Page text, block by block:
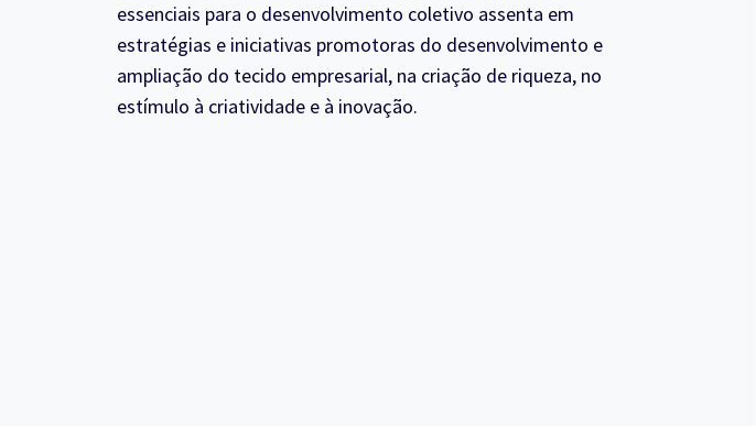
essenciais para o desenvolvimento coletivo assenta em
estratégias e iniciativas promotoras do desenvolvimento e
ampliação do tecido empresarial, na criação de riqueza, no
estímulo à criatividade e à inovação.